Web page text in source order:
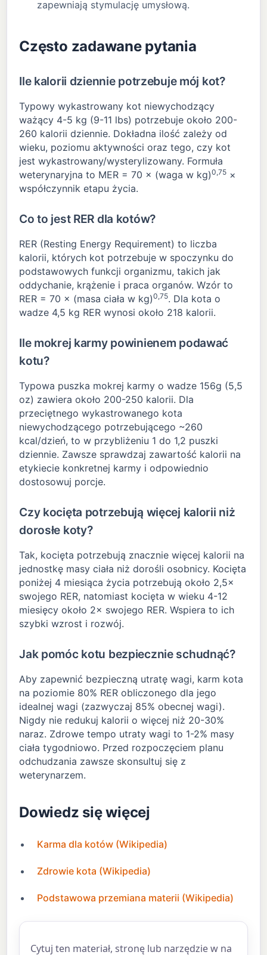
zapewniają stymulację umysłową.
Często zadawane pytania
Ile kalorii dziennie potrzebuje mój kot?
Typowy wykastrowany kot niewychodzący
ważący 4-5 kg (9-11 lbs) potrzebuje około 200-
260 kalorii dziennie. Dokładna ilość zależy od
wieku, poziomu aktywności oraz tego, czy kot
jest wykastrowany/wysterylizowany. Formuła
weterynaryjna to MER = 70 × (waga w kg)0,75 ×
współczynnik etapu życia.
Co to jest RER dla kotów?
RER (Resting Energy Requirement) to liczba
kalorii, których kot potrzebuje w spoczynku do
podstawowych funkcji organizmu, takich jak
oddychanie, krążenie i praca organów. Wzór to
RER = 70 × (masa ciała w kg)0,75. Dla kota o
wadze 4,5 kg RER wynosi około 218 kalorii.
Ile mokrej karmy powinienem podawać
kotu?
Typowa puszka mokrej karmy o wadze 156g (5,5
oz) zawiera około 200-250 kalorii. Dla
przeciętnego wykastrowanego kota
niewychodzącego potrzebującego ~260
kcal/dzień, to w przybliżeniu 1 do 1,2 puszki
dziennie. Zawsze sprawdzaj zawartość kalorii na
etykiecie konkretnej karmy i odpowiednio
dostosowuj porcje.
Czy kocięta potrzebują więcej kalorii niż
dorosłe koty?
Tak, kocięta potrzebują znacznie więcej kalorii na
jednostkę masy ciała niż dorośli osobnicy. Kocięta
poniżej 4 miesiąca życia potrzebują około 2,5×
swojego RER, natomiast kocięta w wieku 4-12
miesięcy około 2× swojego RER. Wspiera to ich
szybki wzrost i rozwój.
Jak pomóc kotu bezpiecznie schudnąć?
Aby zapewnić bezpieczną utratę wagi, karm kota
na poziomie 80% RER obliczonego dla jego
idealnej wagi (zazwyczaj 85% obecnej wagi).
Nigdy nie redukuj kalorii o więcej niż 20-30%
naraz. Zdrowe tempo utraty wagi to 1-2% masy
ciała tygodniowo. Przed rozpoczęciem planu
odchudzania zawsze skonsultuj się z
weterynarzem.
Dowiedz się więcej
Karma dla kotów (Wikipedia)
Zdrowie kota (Wikipedia)
Podstawowa przemiana materii (Wikipedia)
Cytuj ten materiał, stronę lub narzędzie w na